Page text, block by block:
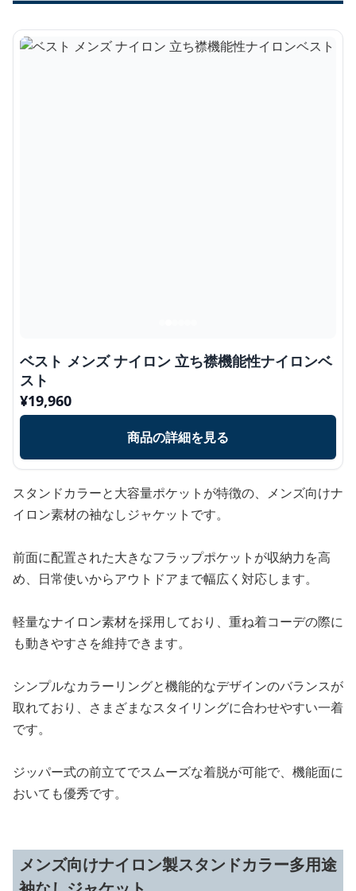
ベスト メンズ ナイロン 立ち襟機能性ナイロンベ
スト
¥19,960
商品の詳細を見る
スタンドカラーと大容量ポケットが特徴の、メンズ向けナ
イロン素材の袖なしジャケットです。
前面に配置された大きなフラップポケットが収納力を高
め、日常使いからアウトドアまで幅広く対応します。
軽量なナイロン素材を採用しており、重ね着コーデの際に
も動きやすさを維持できます。
シンプルなカラーリングと機能的なデザインのバランスが
取れており、さまざまなスタイリングに合わせやすい一着
です。
ジッパー式の前立てでスムーズな着脱が可能で、機能面に
おいても優秀です。
メンズ向けナイロン製スタンドカラー多用途